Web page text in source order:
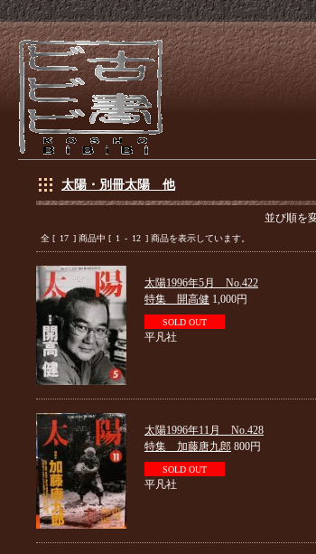
太陽・別冊太陽 他
並び順を
全 [ 17 ] 商品中 [ 1 - 12 ] 商品を表示しています。
太陽1996年5月 No.422
特集 開高健 1,000円
SOLD OUT
平凡社
太陽1996年11月 No.428
特集 加藤唐九郎 800円
SOLD OUT
平凡社